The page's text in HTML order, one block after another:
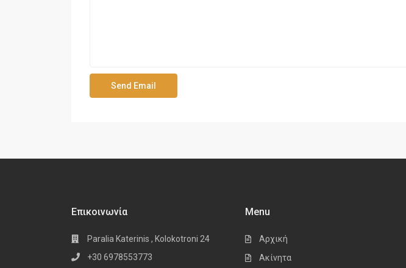
Επικοινωνία
Paralia Katerinis , Kolokotroni 24
+30 6978553773
Menu
Αρχική
Ακίνητα